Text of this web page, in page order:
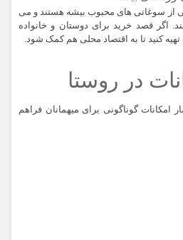
سوغاتی های محبوب بیشه هستند و می
اگر قصد خرید برای دوستان و خانواده
تهیه کنید تا به اقتصاد محلی هم کمک شود.
در روستا
امکانات گوناگونی برای میهمانان فراهم